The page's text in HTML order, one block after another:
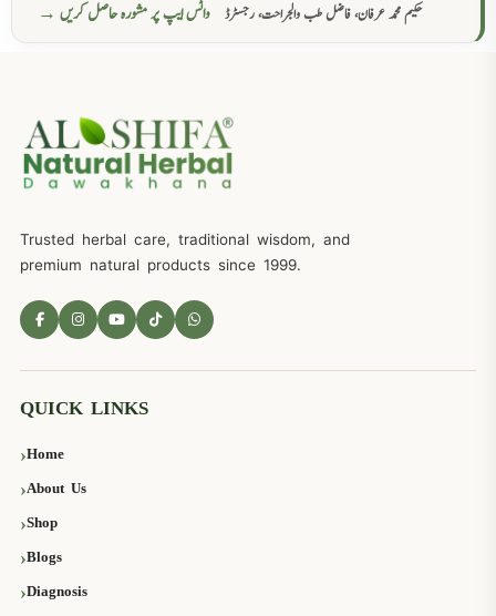
حکیم محمد عرفان، فاضل طب والجراحت، رجسٹرڈ
واٹس ایپ پر مشورہ حاصل کریں →
Trusted herbal care, traditional wisdom, and
premium natural products since 1999.
QUICK LINKS
Home
About Us
Shop
Blogs
Diagnosis